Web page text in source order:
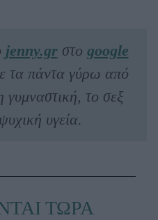
jenny.grστο google
τα πάντα γύρω από
γυμναστική, το σεξ
υγεία.
ΤΩΡΑ